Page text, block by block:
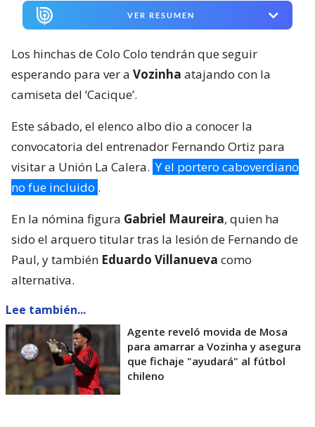
VER RESUMEN
Los hinchas de Colo Colo tendrán que seguir
esperando para ver a Vozinha atajando con la
camiseta del ‘Cacique’.
Este sábado, el elenco albo dio a conocer la
convocatoria del entrenador Fernando Ortiz para
visitar a Unión La Calera. Y el portero caboverdiano
no fue incluido .
En la nómina figura Gabriel Maureira, quien ha
sido el arquero titular tras la lesión de Fernando de
Paul, y también Eduardo Villanueva como
alternativa.
Lee también...
Agente reveló movida de Mosa
para amarrar a Vozinha y asegura
que fichaje "ayudará" al fútbol
chileno